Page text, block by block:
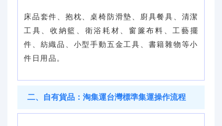
床品套件、抱枕、桌椅防滑墊、廚具餐具、清潔
工具、收納籃、衛浴耗材、窗簾布料、工藝擺
件、紡織品、小型手動五金工具、書籍雜物等小
件日用品。
二、自有貨品：淘集運台灣標準集運操作流程